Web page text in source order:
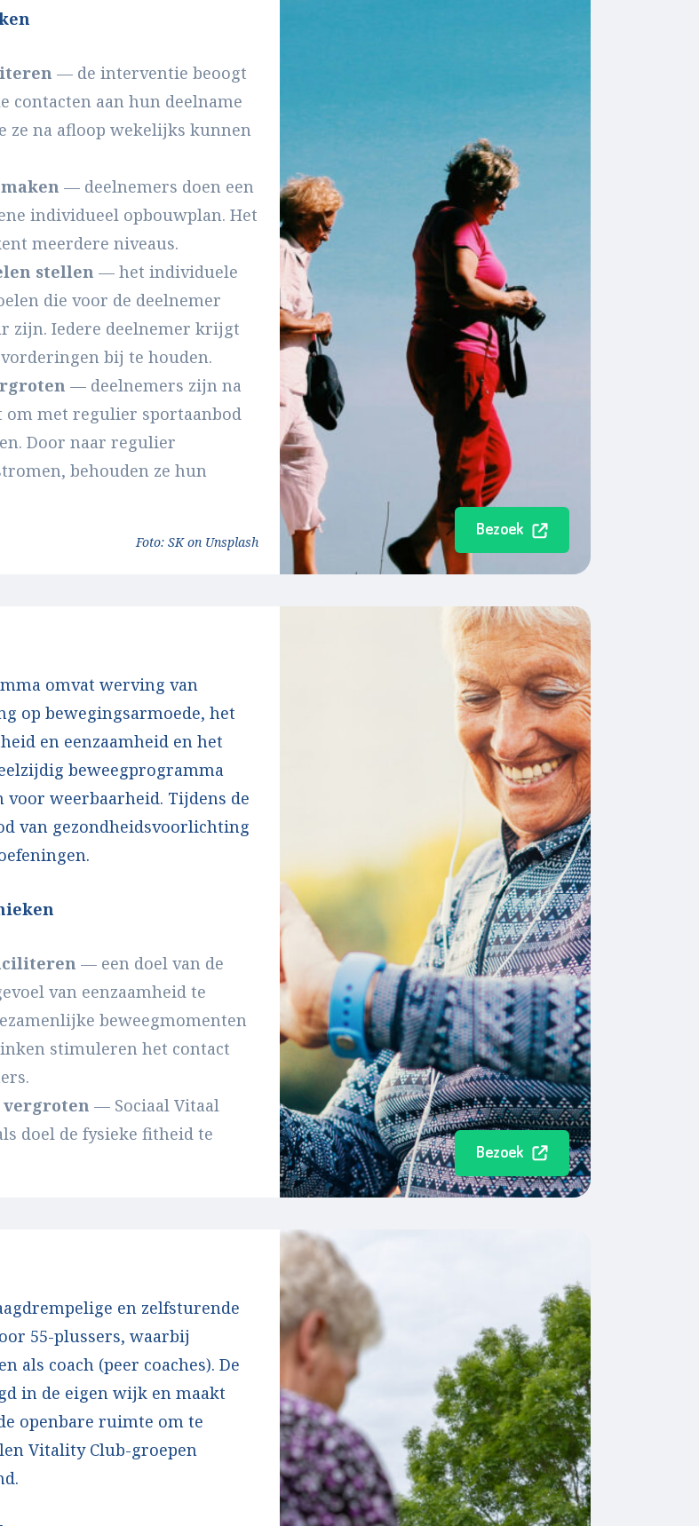
— deelnemers doen een
individueel opbouwplan. Het
meerdere niveaus.
stellen — het individuele
die voor de deelnemer
zijn. Iedere deelnemer krijgt
bij te houden.
— de interventie beoogt
contacten aan hun deelname
ze na afloop wekelijks kunnen
— deelnemers zijn na
om met regulier sportaanbod
Door naar regulier
behouden ze hun
Foto: SK on Unsplash
Bezoek
omvat werving van
op bewegingsarmoede, het
en eenzaamheid en het
beweegprogramma
voor weerbaarheid. Tijdens de
van gezondheidsvoorlichting
vergroten — Sociaal Vitaal
doel de fysieke fitheid te
— een doel van de
van eenzaamheid te
beweegmomenten
stimuleren het contact
Bezoek
en zelfsturende
55-plussers, waarbij
als coach (peer coaches). De
in de eigen wijk en maakt
openbare ruimte om te
Vitality Club-groepen